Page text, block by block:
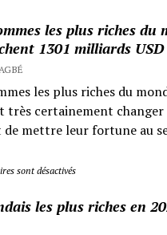
les plus riches du
1301 milliards
les plus riches du
très certainement changer
de mettre leur fortune au
sont désactivés
les plus riches en